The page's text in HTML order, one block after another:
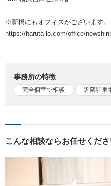
※新橋にもオフィスがございます。
https://haruta-lo.com/office/
事務所の特徴
完全個室で相談 近隣駐車
こんな相談ならお任せくだ